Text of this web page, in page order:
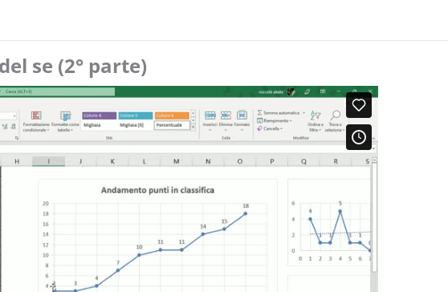
se (2° parte)